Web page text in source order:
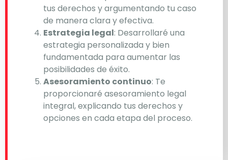
tus derechos y argumentando tu caso
de manera clara y efectiva.
Estrategia legal: Desarrollaré una
estrategia personalizada y bien
fundamentada para aumentar las
posibilidades de éxito.
Asesoramiento continuo: Te
proporcionaré asesoramiento legal
integral, explicando tus derechos y
opciones en cada etapa del proceso.